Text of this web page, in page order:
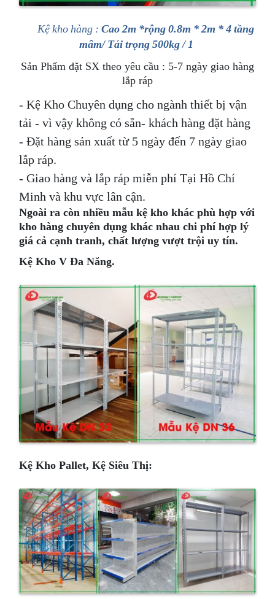
Kệ kho hàng : Cao 2m *rộng 0.8m * 2m * 4 tầng
mâm/ Tải trọng 500kg / 1
Sản Phẩm đặt SX theo yêu cầu : 5-7 ngày giao hàng
lắp ráp
- Kệ Kho Chuyên dụng cho ngành thiết bị vận
tải - vì vậy không có sẵn- khách hàng đặt hàng
- Đặt hàng sản xuất từ 5 ngày đến 7 ngày giao
lắp ráp.
- Giao hàng và lắp ráp miễn phí Tại Hồ Chí
Minh và khu vực lân cận.
Ngoài ra còn nhiều mẫu kệ kho khác phù hợp với
kho hàng chuyên dụng khác nhau chi phí hợp lý
giá cả cạnh tranh, chất lượng vượt trội uy tín.
Kệ Kho V Đa Năng.
Kệ Kho Pallet, Kệ Siêu Thị: